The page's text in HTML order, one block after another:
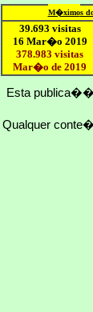
M�ximos
39.693 visitas
16 Mar�o 2019
378.983 visitas
Mar�o de 2019
Esta
Qualquer